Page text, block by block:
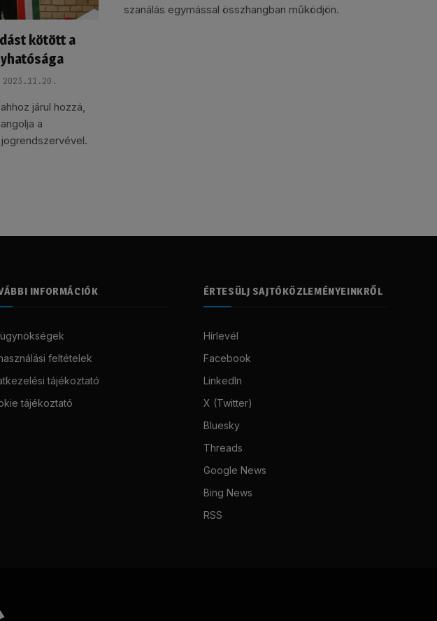
kötött a
2023.11.20.
járul hozzá,
a
szanálás egymással összhangban működjön.
INFORMÁCIÓK
feltételek
tájékoztató
tájékoztató
ÉRTESÜLJ SAJTÓKÖZLEMÉNYEINKRŐL
Hírlevél
Facebook
LinkedIn
X (Twitter)
Bluesky
Threads
Google News
Bing News
RSS